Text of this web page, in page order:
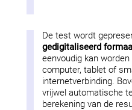
De test wordt
gedigitaliseerd
eenvoudig kan
computer, tablet of
internetverbinding.
vrijwel automatische
berekening van de